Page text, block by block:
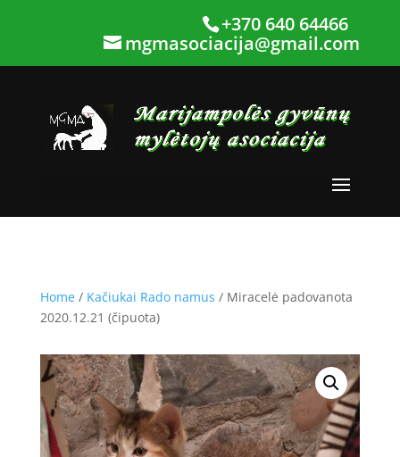
+370 640 64466
mgmasociacija@gmail.com
Home/ Kačiukai Rado namus / Miracelė padovanota
2020.12.21 (čipuota)